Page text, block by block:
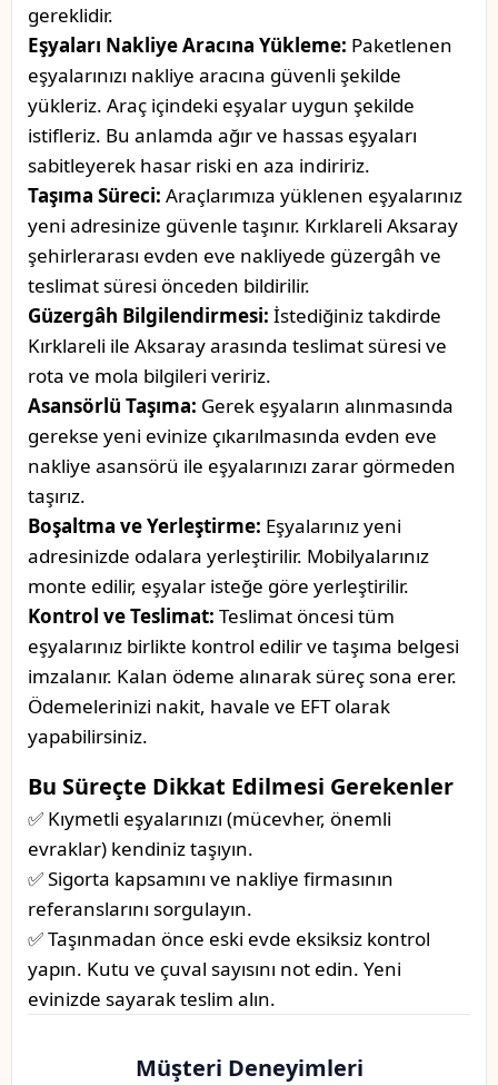
gereklidir.
Eşyaları Nakliye Aracına Yükleme: Paketlenen
eşyalarınızı nakliye aracına güvenli şekilde
yükleriz. Araç içindeki eşyalar uygun şekilde
istifleriz. Bu anlamda ağır ve hassas eşyaları
sabitleyerek hasar riski en aza indiririz.
Taşıma Süreci: Araçlarımıza yüklenen eşyalarınız
yeni adresinize güvenle taşınır. Kırklareli Aksaray
şehirlerarası evden eve nakliyede güzergâh ve
teslimat süresi önceden bildirilir.
Güzergâh Bilgilendirmesi: İstediğiniz takdirde
Kırklareli ile Aksaray arasında teslimat süresi ve
rota ve mola bilgileri veririz.
Asansörlü Taşıma: Gerek eşyaların alınmasında
gerekse yeni evinize çıkarılmasında evden eve
nakliye asansörü ile eşyalarınızı zarar görmeden
taşırız.
Boşaltma ve Yerleştirme: Eşyalarınız yeni
adresinizde odalara yerleştirilir. Mobilyalarınız
monte edilir, eşyalar isteğe göre yerleştirilir.
Kontrol ve Teslimat: Teslimat öncesi tüm
eşyalarınız birlikte kontrol edilir ve taşıma belgesi
imzalanır. Kalan ödeme alınarak süreç sona erer.
Ödemelerinizi nakit, havale ve EFT olarak
yapabilirsiniz.
Bu Süreçte Dikkat Edilmesi Gerekenler
✅ Kıymetli eşyalarınızı (mücevher, önemli
evraklar) kendiniz taşıyın.
✅ Sigorta kapsamını ve nakliye firmasının
referanslarını sorgulayın.
✅ Taşınmadan önce eski evde eksiksiz kontrol
yapın. Kutu ve çuval sayısını not edin. Yeni
evinizde sayarak teslim alın.
Müşteri Deneyimleri